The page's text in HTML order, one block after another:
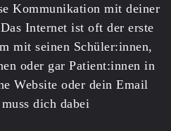
Kommunikation mit deiner
Internet ist oft der erste
mit seinen Schüler:innen,
oder gar Patient:innen in
Website oder dein Email
muss dich dabei